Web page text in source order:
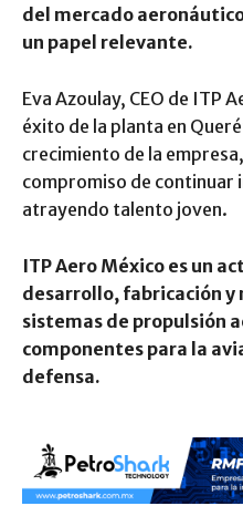
del mercado
un papel relevante.
Eva Azoulay, CEO de ITP
éxito de la planta en
crecimiento de la
compromiso de continuar
atrayendo talento joven.
ITP Aero México es un
desarrollo, fabricación
sistemas de propulsión
componentes para la
defensa.